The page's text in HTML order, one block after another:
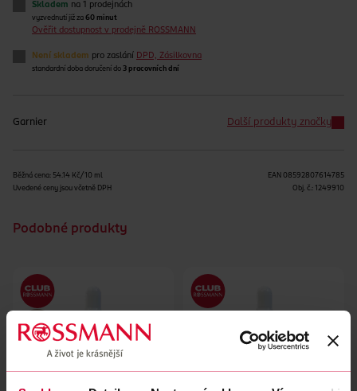
Skladem na 1 prodejnách
vyzvednutí již za 60 minut
Ověřit dostupnost v prodejně ROSSMANN
Není skladem pro zaslání DPD, Zásilkovna
standardní doba doručení do 3 pracovních dní
Garnier Další produkty značky
Běžná cena: 54.14 Kč/10 ml
Uvedené ceny jsou včetně DPH
EAN 08592807614785
Obj. č.: 1249910
Podobné produkty